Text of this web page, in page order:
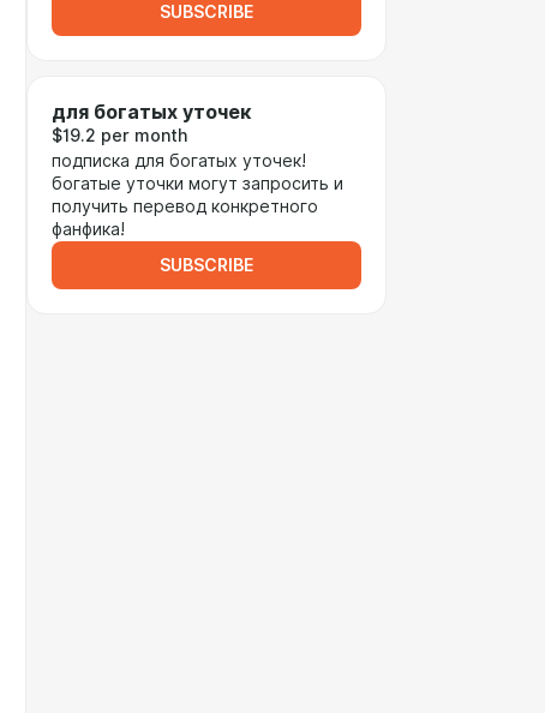
SUBSCRIBE
для богатых уточек
$19.2 per month
подписка для богатых уточек!
богатые уточки могут запросить и
получить перевод конкретного
фанфика!
SUBSCRIBE